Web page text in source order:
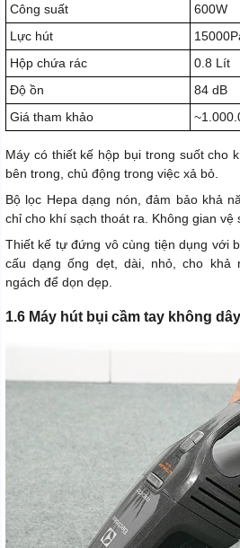
Công suất
600W
Lực hút
Hộp chứa rác
0.8 Lít
Độ ồn
84 dB
Giá tham khảo
Máy có thiết kế hộp bụi trong suốt cho
bên trong, chủ động trong việc xả bỏ.
Bộ lọc Hepa dạng nón, đảm bảo khả
chỉ cho khí sạch thoát ra. Không gian vệ
Thiết kế tự đứng vô cùng tiện dụng với
cấu dạng ống dẹt, dài, nhỏ, cho khả
ngách để dọn dẹp.
1.6 Máy hút bụi cầm tay không